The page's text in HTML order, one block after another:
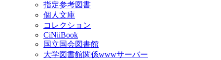
指定参考図書
個人文庫
コレクション
CiNiiBook
国立国会図書館
大学図書館関係wwwサーバー